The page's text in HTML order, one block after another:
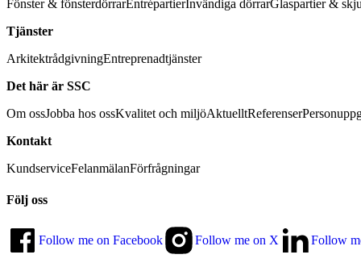
Fönster & fönsterdörrarEntrépartierInvändiga dörrarGlaspartier &
Tjänster
ArkitektrådgivningEntreprenadtjänster
Det här är SSC
Om ossJobba hos ossKvalitet och miljöAktuelltReferenser
Kontakt
KundserviceFelanmälanFörfrågningar
Följ oss
Follow me on Facebook Follow me on X Follow